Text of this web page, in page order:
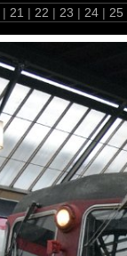
| 21 | 22 | 23 | 24 | 25